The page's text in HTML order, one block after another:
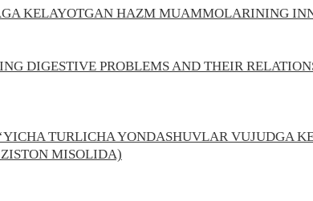
KELAYOTGAN HAZM MUAMMOLARINING
DIGESTIVE PROBLEMS AND THEIR
TURLICHA YONDASHUVLAR VUJUDGA
MISOLIDA)